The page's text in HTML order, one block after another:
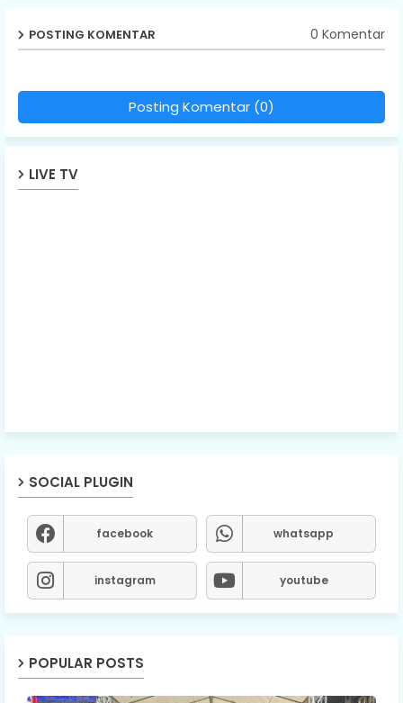
POSTING KOMENTAR 0 Komentar
Posting Komentar (0)
LIVE TV
SOCIAL PLUGIN
facebook whatsapp
instagram youtube
POPULAR POSTS